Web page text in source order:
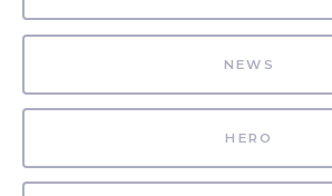
NEWS
HERO